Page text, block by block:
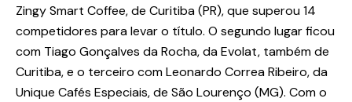
Zingy Smart Coffee, de Curitiba (PR), que superou 14
competidores para levar o título. O segundo lugar ficou
com Tiago Gonçalves da Rocha, da Evolat, também de
Curitiba, e o terceiro com Leonardo Correa Ribeiro, da
Unique Cafés Especiais, de São Lourenço (MG). Com o